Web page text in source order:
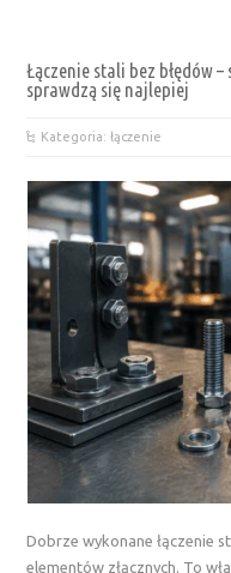
Łączenie stali bez błędów
sprawdzą się najlepiej
Kategoria: łączenie
Dobrze wykonane łączenie
elementów złącznych. To